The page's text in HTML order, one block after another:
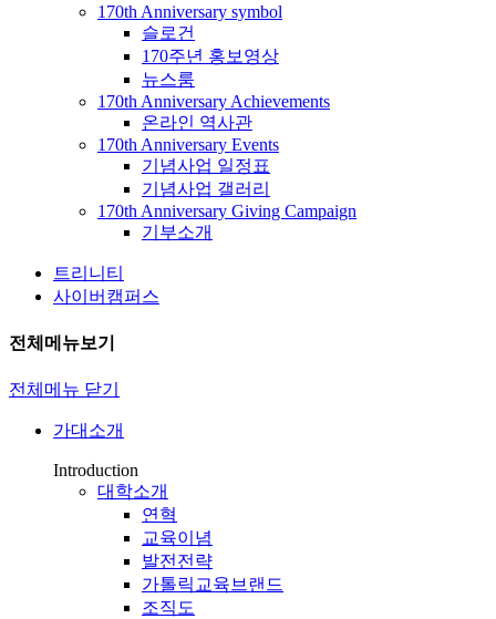
170th Anniversary symbol
슬로건
170주년 홍보영상
뉴스룸
170th Anniversary Achievements
온라인 역사관
170th Anniversary Events
기념사업 일정표
기념사업 갤러리
170th Anniversary Giving Campaign
기부소개
트리니티
사이버캠퍼스
전체메뉴보기
전체메뉴 닫기
가대소개
Introduction
대학소개
연혁
교육이념
발전전략
가톨릭교육브랜드
조직도